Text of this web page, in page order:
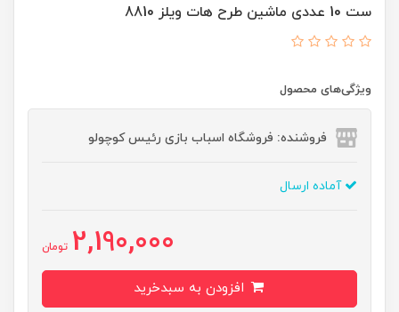
ست 10 عددی ماشین طرح هات ویلز 8810
ویژگی‌های محصول
فروشنده: فروشگاه اسباب بازی رئیس کوچولو
آماده ارسال
2,190,000 تومان